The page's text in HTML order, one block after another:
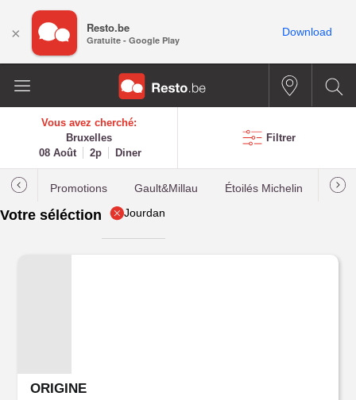
Vous avez cherché:
Bruxelles
08 Août
2p Diner
Filtrer
Promotions Gault&Millau Étoilés Michelin Les
Votre séléction Jourdan
ORIGINE
× Resto.be
Gratuite - Google Play
Download